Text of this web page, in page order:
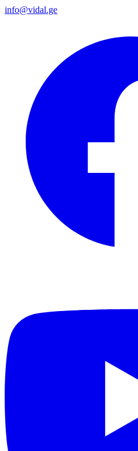
info@vidal.ge